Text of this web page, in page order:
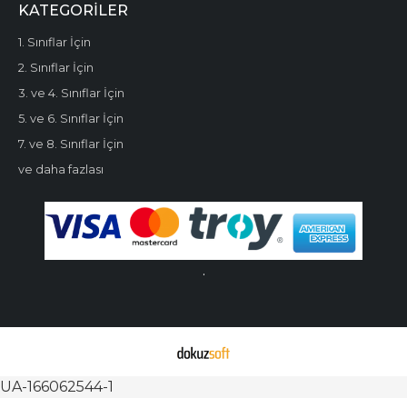
KATEGORILER
1. Sınıflar İçin
2. Sınıflar İçin
3. ve 4. Sınıflar İçin
5. ve 6. Sınıflar İçin
7. ve 8. Sınıflar İçin
ve daha fazlası
.
UA-166062544-1